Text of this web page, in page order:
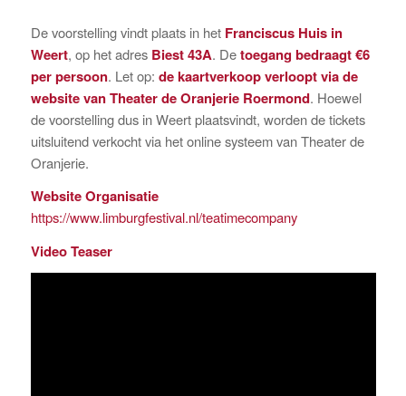
De voorstelling vindt plaats in het Franciscus Huis in
Weert, op het adres Biest 43A. Detoegang bedraagt €6
per persoon. Let op: de kaartverkoop verloopt via de
website van Theater de Oranjerie Roermond. Hoewel
de voorstelling dus in Weert plaatsvindt, worden de tickets
uitsluitend verkocht via het online systeem van Theater de
Oranjerie.
Website Organisatie
https://www.limburgfestival.nl/teatimecompany
Video Teaser